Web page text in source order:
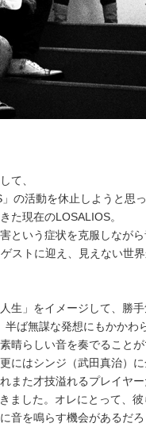
て、
の活動を休止しようと思っ
た現在のLOSALIOS。
という症状を克服しなが
ストに迎え、見えない世
生」をイメージして、勝
ば無謀な発想にもかかわ
晴らしい音を奏でること
にはシンジ（武田真治）
また才技溢れるプレイヤー
ました。オレにとって、
音を鳴らす機会があるだ